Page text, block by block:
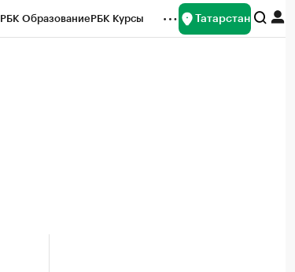
РБК ОбразованиеРБК Курсы Татарстан